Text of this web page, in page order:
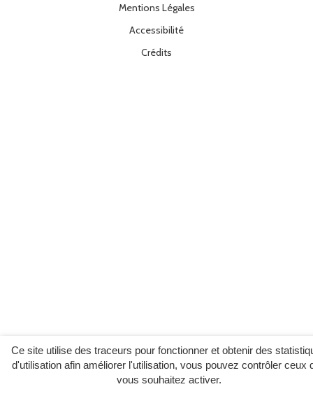
Ce site utilise des traceurs pour fonctionner et obtenir des
d'utilisation afin améliorer l'utilisation, vous pouvez contrôler ceux
vous souhaitez activer.
Mentions Légales
Accessibilité
Crédits